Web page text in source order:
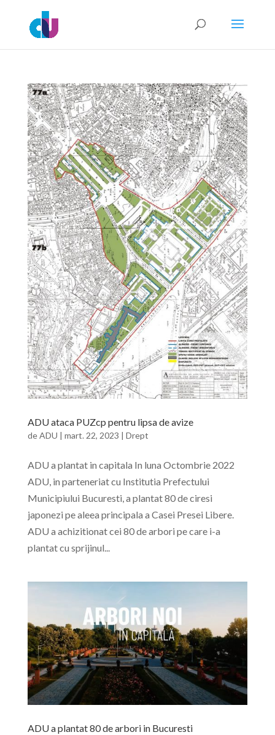
ADU ataca PUZcp pentru lipsa de avize
deADU | mart. 22, 2023 | Drept
ADU a plantat in capitala In luna Octombrie 2022
ADU, in parteneriat cu Institutia Prefectului
Municipiului Bucuresti, a plantat 80 de ciresi
japonezi pe aleea principala a Casei Presei Libere.
ADU a achizitionat cei 80 de arbori pe care i-a
plantat cu sprijinul...
ADU a plantat 80 de arbori in Bucuresti